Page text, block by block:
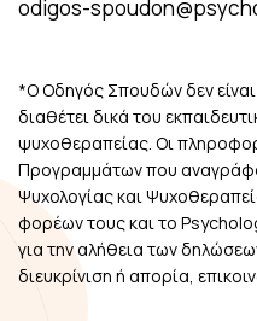
odigos-
*Ο Οδηγός Σπουδών δεν
διαθέτει δικά του
ψυχοθεραπείας. Οι
Προγραμμάτων που
Ψυχολογίας και
φορέων τους και το
για την αλήθεια των
διευκρίνιση ή απορία,